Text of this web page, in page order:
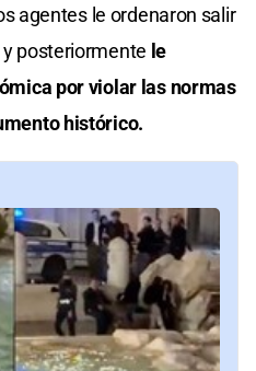
agentes le ordenaron salir
posteriormente le
por violar las normas
histórico.